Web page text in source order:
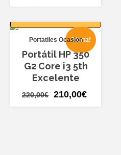
era:
200,00€.
es:
180,00€.
Oferta!
Portatiles Ocasion
Portátil HP 350
G2 Core i3 5th
Excelente
220,00€
El
210,00€
Oferta!